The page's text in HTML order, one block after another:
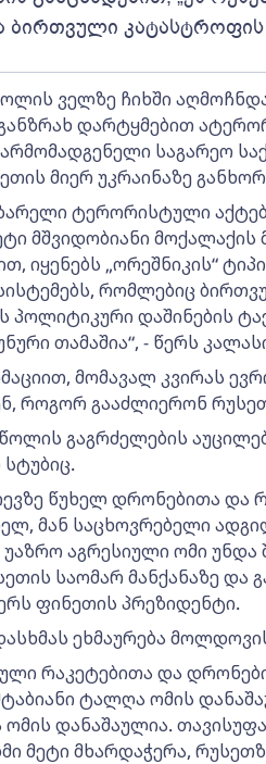
ბირთვული კატასტროფის
ველზე ჩიხში
დარტყმებით
საგარეო
მიერ უკრაინაზე
ტერორისტული
მშვიდობიანი
იყენებს „ორეშნიკის“
რომლებიც
პოლიტიკური დაშინების
თამაშია“, - წერს
მომავალ კვირას
როგორ გააძლიერონ
გაგრძელების
წუხელ დრონებითა და
მან საცხოვრებელი
უაზრო აგრესიული ომი
საომარ მანქანაზე და
ფინეთის პრეზიდენტი.
ეხმაურება
რაკეტებითა და
ტალღა ომის
დანაშაულია.
მეტი მხარდაჭერა,